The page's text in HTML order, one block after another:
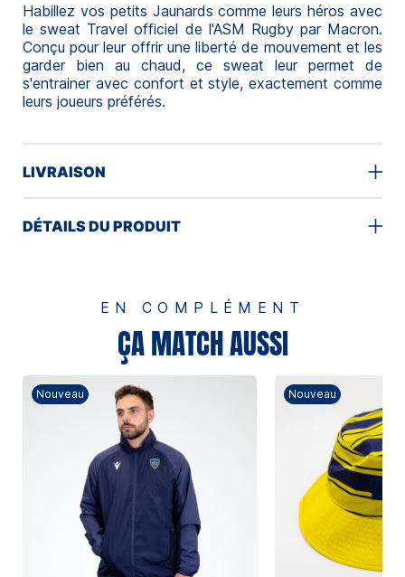
Habillez vos petits Jaunards comme leurs héros avec
le sweat Travel officiel de l'ASM Rugby par Macron.
Conçu pour leur offrir une liberté de mouvement et les
garder bien au chaud, ce sweat leur permet de
s'entrainer avec confort et style, exactement comme
leurs joueurs préférés.
LIVRAISON
DÉTAILS DU PRODUIT
EN COMPLÉMENT
ÇA MATCH AUSSI
Nouveau Nouveau